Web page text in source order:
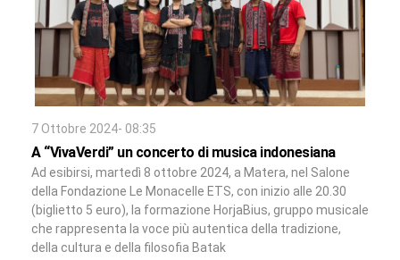
7 Ottobre 2024- 08:35
A “VivaVerdi” un concerto di musica indonesiana
Ad esibirsi, martedì 8 ottobre 2024, a Matera, nel Salone
della Fondazione Le Monacelle ETS, con inizio alle 20.30
(biglietto 5 euro), la formazione HorjaBius, gruppo musicale
che rappresenta la voce più autentica della tradizione,
della cultura e della filosofia Batak